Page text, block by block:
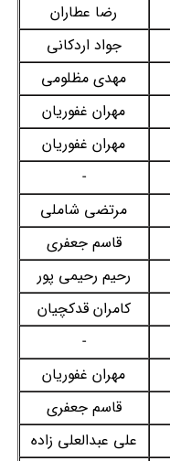
رضا عطاران
جواد اردکانی
مهدی مظلومی
مهران غفوریان
مهران غفوریان
-
مرتضی شاملی
قاسم جعفری
رحیم رحیمی پور
کامران قدکچیان
-
مهران غفوریان
قاسم جعفری
علی عبدالعلی زاده